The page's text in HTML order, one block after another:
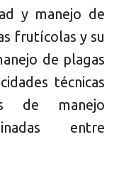
y manejo de
frutícolas y su
de plagas
técnicas
de manejo
entre